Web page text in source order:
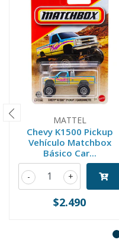
MATTEL
Chevy K1500 Pickup
Vehículo Matchbox
Básico Car...
+
-
$2.490